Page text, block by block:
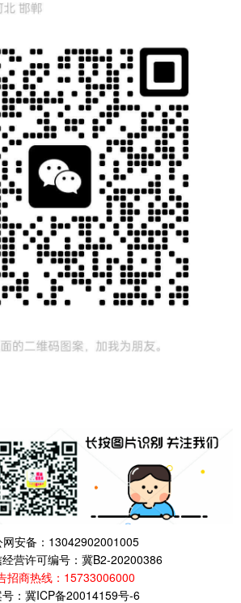
网安备：13042902001005
营许可编号：冀B2-20200386
招商热线： 15733006000
： 冀ICP备20014159号-6